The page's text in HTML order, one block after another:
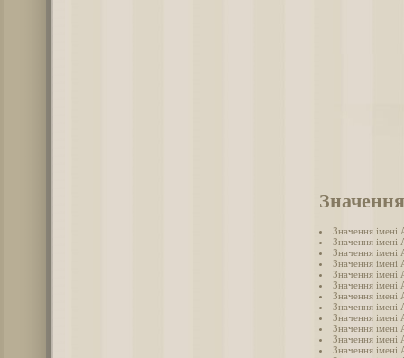
Значення імені
Значення імені
Значення імені
Значення імені
Значення імені
Значення імені
Значення імені
Значення імені
Значення імені
Значення імені
Значення імені
Значення імені